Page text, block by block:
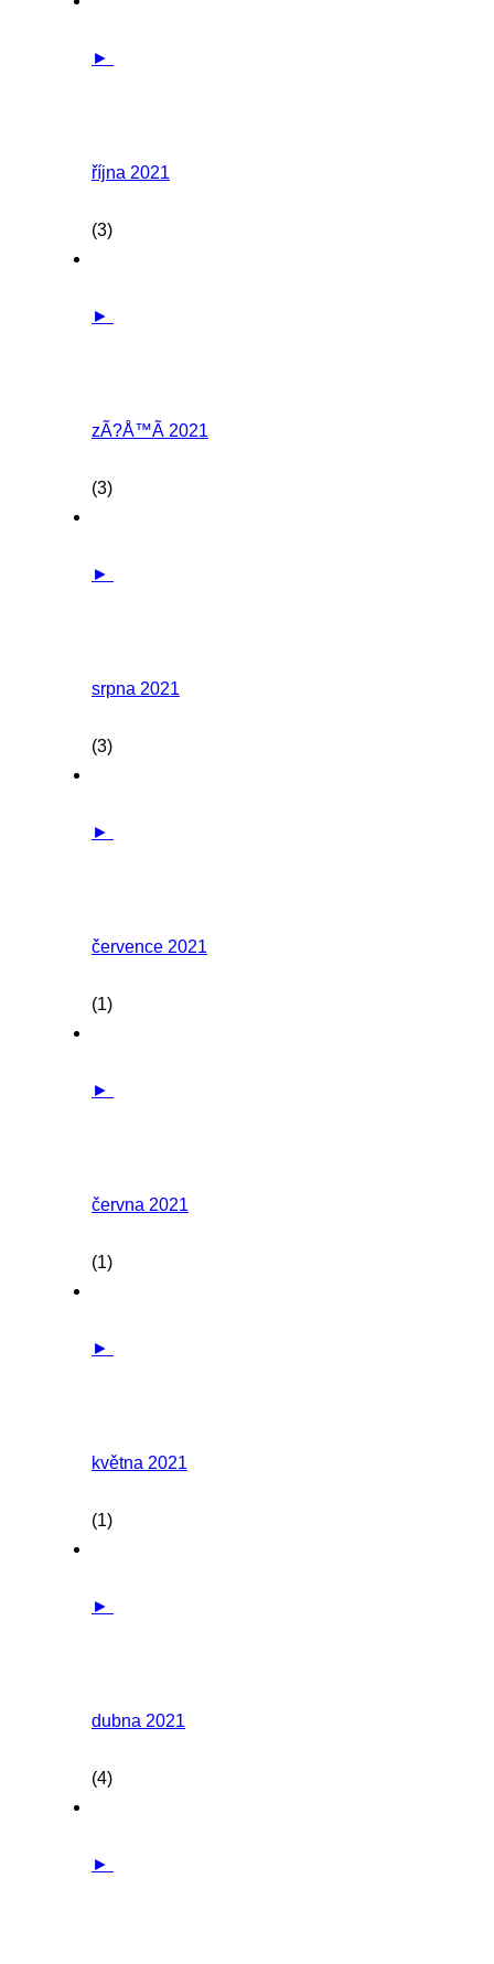
►
října 2021
(3)
►
zÃ?Å™Ã­ 2021
(3)
►
srpna 2021
(3)
►
července 2021
(1)
►
června 2021
(1)
►
května 2021
(1)
►
dubna 2021
(4)
►